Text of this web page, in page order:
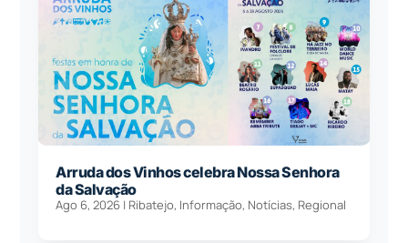
Arruda dos Vinhos celebra Nossa Senhora
da Salvação
Ago 6, 2026 | Ribatejo, Informação, Notícias, Regional